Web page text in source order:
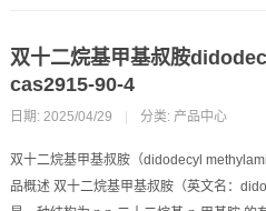
双十二烷基甲基叔胺
cas2915-90-4
日期: 2025/04/29 分类: 产品中心
双十二烷基甲基叔胺（didodecyl
品概述 双十二烷基甲基叔胺（英文名：